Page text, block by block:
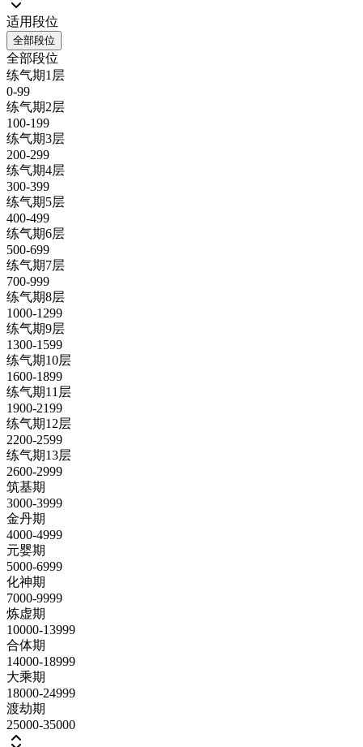
适用段位
全部段位
全部段位
练气期1层
0-99
练气期2层
100-199
练气期3层
200-299
练气期4层
300-399
练气期5层
400-499
练气期6层
500-699
练气期7层
700-999
练气期8层
1000-1299
练气期9层
1300-1599
练气期10层
1600-1899
练气期11层
1900-2199
练气期12层
2200-2599
练气期13层
2600-2999
筑基期
3000-3999
金丹期
4000-4999
元婴期
5000-6999
化神期
7000-9999
炼虚期
10000-13999
合体期
14000-18999
大乘期
18000-24999
渡劫期
25000-35000